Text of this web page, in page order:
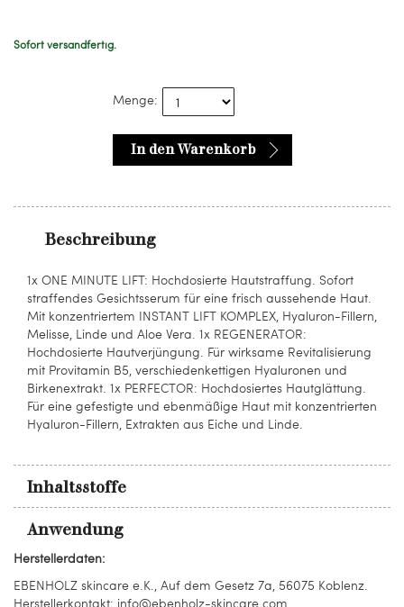
Sofort versandfertig.
Menge:
In den Warenkorb
Beschreibung
1x ONE MINUTE LIFT: Hochdosierte Hautstraffung. Sofort
straffendes Gesichtsserum für eine frisch aussehende Haut.
Mit konzentriertem INSTANT LIFT KOMPLEX, Hyaluron-Fillern,
Melisse, Linde und Aloe Vera. 1x REGENERATOR:
Hochdosierte Hautverjüngung. Für wirksame Revitalisierung
mit Provitamin B5, verschiedenkettigen Hyaluronen und
Birkenextrakt. 1x PERFECTOR: Hochdosiertes Hautglättung.
Für eine gefestigte und ebenmäßige Haut mit konzentrierten
Hyaluron-Fillern, Extrakten aus Eiche und Linde.
Inhaltsstoffe
Anwendung
Herstellerdaten:
EBENHOLZ skincare e.K., Auf dem Gesetz 7a, 56075 Koblenz.
Herstellerkontakt: info@ebenholz-skincare.com